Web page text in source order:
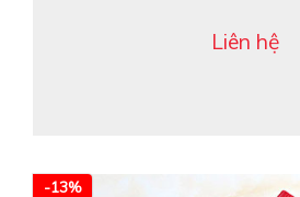
Liên hệ
-13%